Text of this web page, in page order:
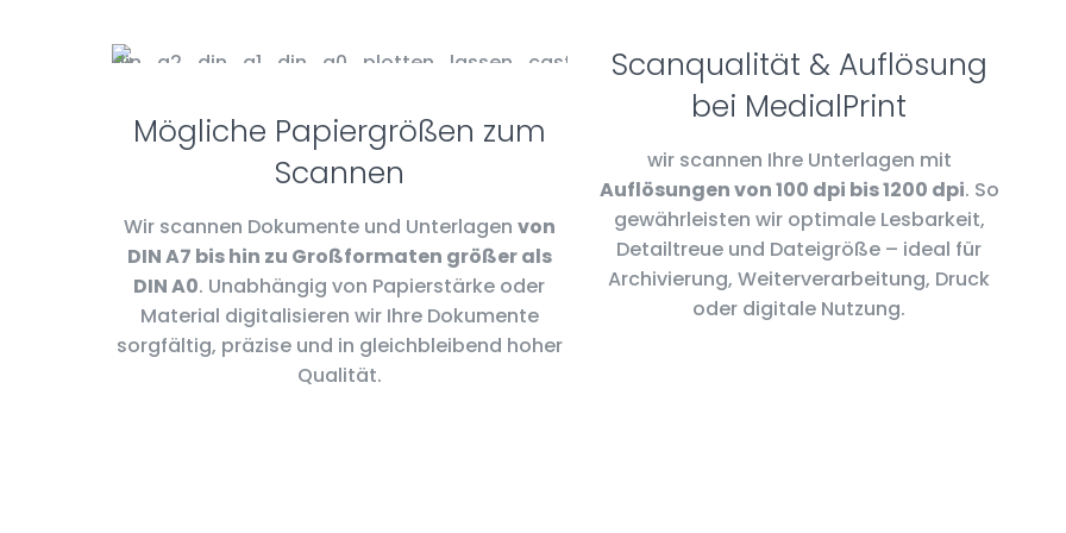
Mögliche Papiergrößen zum
Scannen
Wir scannen Dokumente und Unterlagen von
DIN A7 bis hin zu Großformaten größer als
DIN A0. Unabhängig von Papierstärke oder
Material digitalisieren wir Ihre Dokumente
sorgfältig, präzise und in gleichbleibend hoher
Qualität.
Scanqualität & Auflösung
bei MedialPrint
wir scannen Ihre Unterlagen mit
Auflösungen von 100 dpi bis 1200 dpi. So
gewährleisten wir optimale Lesbarkeit,
Detailtreue und Dateigröße – ideal für
Archivierung, Weiterverarbeitung, Druck
oder digitale Nutzung.